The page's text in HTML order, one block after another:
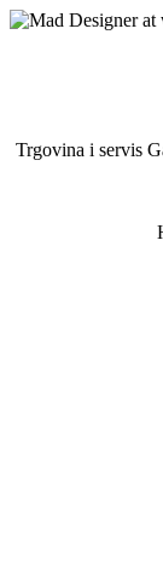
Trgovina i servis